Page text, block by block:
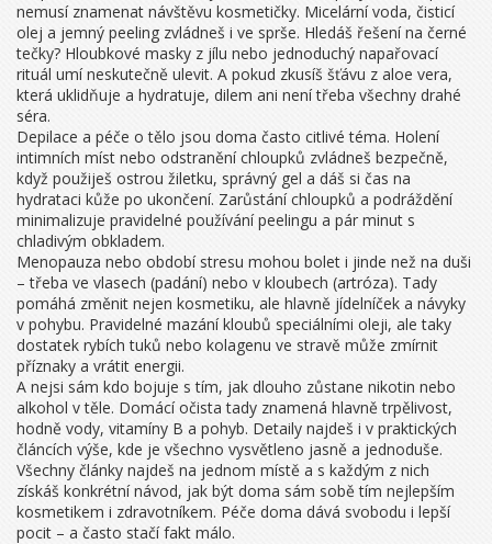
nemusí znamenat návštěvu kosmetičky. Micelární voda, čisticí
olej a jemný peeling zvládneš i ve sprše. Hledáš řešení na černé
tečky? Hloubkové masky z jílu nebo jednoduchý napařovací
rituál umí neskutečně ulevit. A pokud zkusíš šťávu z aloe vera,
která uklidňuje a hydratuje, dilem ani není třeba všechny drahé
séra.
Depilace a péče o tělo jsou doma často citlivé téma. Holení
intimních míst nebo odstranění chloupků zvládneš bezpečně,
když použiješ ostrou žiletku, správný gel a dáš si čas na
hydrataci kůže po ukončení. Zarůstání chloupků a podráždění
minimalizuje pravidelné používání peelingu a pár minut s
chladivým obkladem.
Menopauza nebo období stresu mohou bolet i jinde než na duši
– třeba ve vlasech (padání) nebo v kloubech (artróza). Tady
pomáhá změnit nejen kosmetiku, ale hlavně jídelníček a návyky
v pohybu. Pravidelné mazání kloubů speciálními oleji, ale taky
dostatek rybích tuků nebo kolagenu ve stravě může zmírnit
příznaky a vrátit energii.
A nejsi sám kdo bojuje s tím, jak dlouho zůstane nikotin nebo
alkohol v těle. Domácí očista tady znamená hlavně trpělivost,
hodně vody, vitamíny B a pohyb. Detaily najdeš i v praktických
článcích výše, kde je všechno vysvětleno jasně a jednoduše.
Všechny články najdeš na jednom místě a s každým z nich
získáš konkrétní návod, jak být doma sám sobě tím nejlepším
kosmetikem i zdravotníkem. Péče doma dává svobodu i lepší
pocit – a často stačí fakt málo.